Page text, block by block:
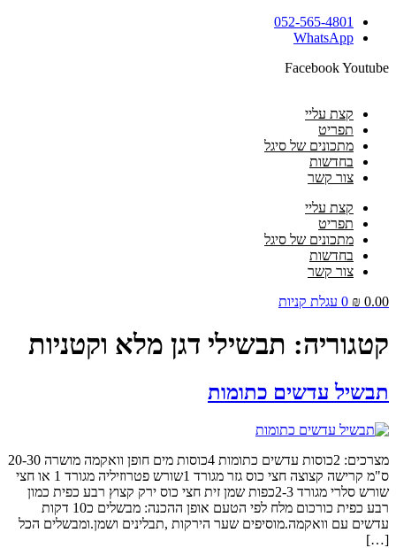
לתוכן
052-565-4801
WhatsApp
FacebookYoutube
קצת עליי
תפריט
מתכונים של סיגל
בחדשות
צור קשר
קצת עליי
תפריט
מתכונים של סיגל
בחדשות
צור קשר
₪ 0.00
0 עגלת קניות
קטגוריה: תבשילי דגן מלא וקטניות
תבשיל עדשים כתומות
מצרכים: 2כוסות עדשים כתומות 4כוסות מים חופן וואקמה מושרה 20-30
ס"מ קרישה קצוצה חצי כוס גזר מגורד 1שורש פטרוזיליה מגורד 1 או חצי
שורש סלרי מגורד 2-3כפות שמן זית חצי כוס ירק קצוץ רבע כפית כמון
רבע כפית כורכום מלח לפי הטעם אופן ההכנה: מבשלים כ10 דקות
עדשים עם וואקמה.מוסיפים שער הירקות ,תבלינים ושמן.ומבשלים הכל
[…]